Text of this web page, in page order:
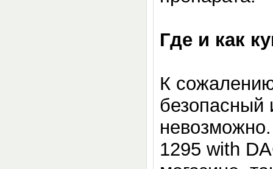
Где и как
К
безопасный
1295 with